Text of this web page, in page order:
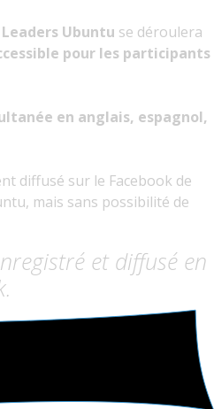
Ubuntu se déroulera
pour les participants
en anglais, espagnol,
diffusé sur le Facebook de
mais sans possibilité de
et diffusé en